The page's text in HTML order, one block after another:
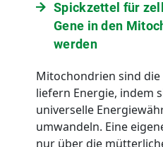
Spickzettel für
Gene in den
werden
Mitochondrien sind die
liefern Energie, indem
universelle
umwandeln. Eine
nur über die